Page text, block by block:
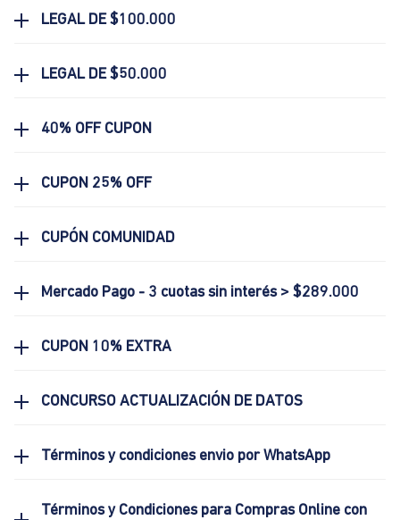
LEGAL DE $100.000
LEGAL DE $50.000
40% OFF CUPON
CUPON 25% OFF
CUPÓN COMUNIDAD
Mercado Pago - 3 cuotas sin interés > $289.000
CUPON 10% EXTRA
CONCURSO ACTUALIZACIÓN DE DATOS
Términos y condiciones envio por WhatsApp
Términos y Condiciones para Compras Online con